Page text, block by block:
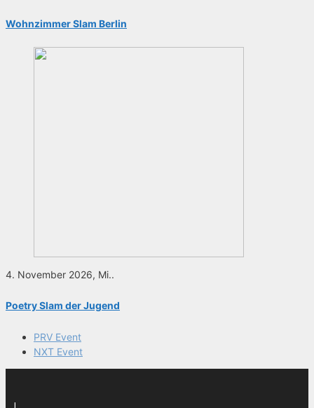
Wohnzimmer Slam Berlin
4. November 2026, Mi..
Poetry Slam der Jugend
PRV Event
NXT Event